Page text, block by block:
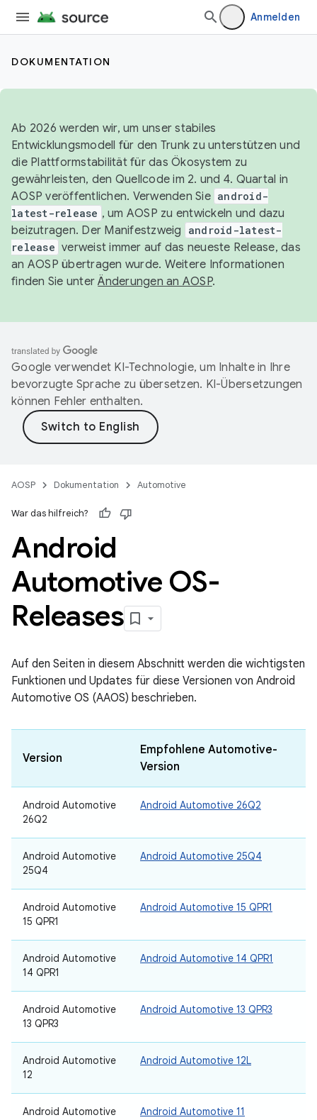
Anmelden
DOKUMENTATION
Ab 2026 werden wir, um unser stabiles
Entwicklungsmodell für den Trunk zu unterstützen und
die Plattformstabilität für das Ökosystem zu
gewährleisten, den Quellcode im 2. und 4. Quartal in
AOSP veröffentlichen. Verwenden Sie android-
latest-release , um AOSP zu entwickeln und dazu
beizutragen. Der Manifestzweig
android-latest-
release verweist immer auf das neueste Release, das
an AOSP übertragen wurde. Weitere Informationen
finden Sie unterÄnderungen an AOSP.
Google verwendet KI-Technologie, um Inhalte in Ihre
bevorzugte Sprache zu übersetzen. KI-Übersetzungen
können Fehler enthalten.
AOSP Dokumentation Automotive
War das hilfreich?
Android
Automotive OS-
Releases
Auf den Seiten in diesem Abschnitt werden die wichtigsten
Funktionen und Updates für diese Versionen von Android
Automotive OS (AAOS) beschrieben.
Version
Empfohlene Automotive-
Version
Android Automotive
26Q2
Android Automotive 26Q2
Android Automotive
25Q4
Android Automotive 25Q4
Android Automotive
15 QPR1
Android Automotive 15 QPR1
Android Automotive
14 QPR1
Android Automotive 14 QPR1
Android Automotive
13 QPR3
Android Automotive 13 QPR3
Android Automotive
12
Android Automotive 12L
Android Automotive
Android Automotive 11